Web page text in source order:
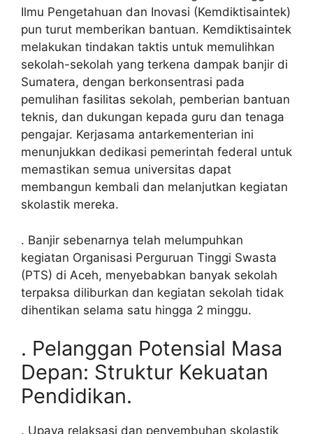
Ilmu Pengetahuan dan Inovasi (Kemdiktisaintek)
pun turut memberikan bantuan. Kemdiktisaintek
melakukan tindakan taktis untuk memulihkan
sekolah-sekolah yang terkena dampak banjir di
Sumatera, dengan berkonsentrasi pada
pemulihan fasilitas sekolah, pemberian bantuan
teknis, dan dukungan kepada guru dan tenaga
pengajar. Kerjasama antarkementerian ini
menunjukkan dedikasi pemerintah federal untuk
memastikan semua universitas dapat
membangun kembali dan melanjutkan kegiatan
skolastik mereka.
. Banjir sebenarnya telah melumpuhkan
kegiatan Organisasi Perguruan Tinggi Swasta
(PTS) di Aceh, menyebabkan banyak sekolah
terpaksa diliburkan dan kegiatan sekolah tidak
dihentikan selama satu hingga 2 minggu.
. Pelanggan Potensial Masa
Depan: Struktur Kekuatan
Pendidikan.
. Upaya relaksasi dan penyembuhan skolastik